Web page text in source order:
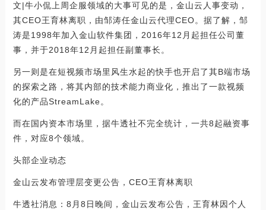
文|牛小侃上周企服领域的大事可见的是，金山云人事变动，
其CEO王育林离职，由邹涛任金山云代理CEO。据了解，邹
涛是1998年加入金山软件集团，2016年12月起担任公司董
事，并于2018年12月起担任副董事长。
另一则是在短视频市场里风生水起的快手也开启了其B端市场
的探索之路，将其内部的技术能力商业化，推出了一款视频
化的产品StreamLake。
而在国内资本市场里，据牛透社不完全统计，一共8起融资事
件，对应8个领域。
头部企业动态
金山云发布管理层变更公告，CEO王育林离职
牛透社消息：8月8日晚间，金山云发布公告，王育林因个人